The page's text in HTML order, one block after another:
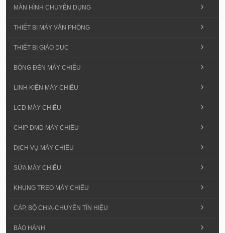
MÀN HÌNH CHUYÊN DỤNG
THIẾT BỊ MÁY VĂN PHÒNG
THIẾT BỊ GIÁO DỤC
BÓNG ĐÈN MÁY CHIẾU
LINH KIỆN MÁY CHIẾU
LCD MÁY CHIẾU
CHIP DMD MÁY CHIẾU
DỊCH VỤ MÁY CHIẾU
SỬA MÁY CHIẾU
KHUNG TREO MÁY CHIẾU
CÁP, BỘ CHIA-CHUYỂN TÍN HIỆU
BẢO HÀNH